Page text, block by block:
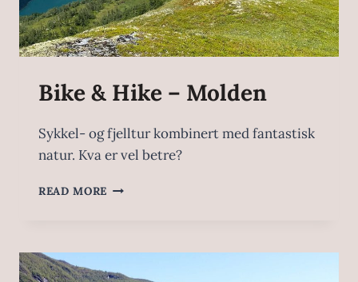
Bike & Hike – Molden
Sykkel- og fjelltur kombinert med fantastisk
natur. Kva er vel betre?
READ MORE